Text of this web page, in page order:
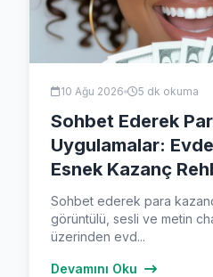
10 Ağu 2026 5 dk okuma
Sohbet Ederek
Uygulamalar:
Esnek Kazanç
Sohbet ederek para
görüntülü, sesli ve metin
üzerinden evd...
Devamını Oku